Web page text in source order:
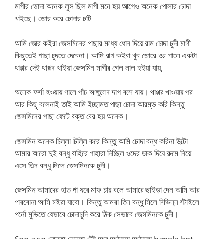
মাগীর ভোদা অনেক লুস ছিল মাগী মনে হয় আগেও অনেক পোলার চোদা
খাইছে। জোর করে চোদার চটি
আমি জোর কইরা জেসমিনের পাছার মধ্যে ধোন দিয়ে রাম চোদা চুদী মাগী
কিছুতেই পাছা চুদতে দেবেনা। আমি রাগ কইরা খুব জোরে ওর গালে একটা
থাপ্পর দেই থাপ্পর খাইয়া জেসমিন মাগীর গেল লাল হইয়া যায়,
অনেক ফর্সা হওয়ায় গালে পাঁচ আঙ্গুলের দাগ বসে যায়। থাপ্পর খাওয়ায় পর
আর কিছু বলেনাই তাই আমি ইচ্ছামত পাছা চোদা আরম্ভ করি কিন্তু
জেসমিনের পাছা ফেটে রক্ত বের হয় অনেক।
জেসমিন অনেক চিল্লা চিল্লি করে কিন্তু আমি চোদা বন্ধ করিনা উল্টো
আমার আরো দুই বন্ধু বাহিরে পাহারা দিচ্ছিল ওদের ডাক দিয়ে রুমে নিয়ে
এসে তিন বন্ধু মিলে জেসমিনকে চুদী।
জেসমিন আমাদের হাত পা ধরে মাফ চায় বলে আমারে ছাইড়া দেন আমি আর
পারবোনা আমি মইরা যাবো। কিন্তু আমরা তিন বন্ধু মিলে বিভিন্ন স্টাইলে
পর্নো মুভিতে যেভাবে চোদাচূদি করে ঠিক সেভাবে জেসমিনকে চুদী।